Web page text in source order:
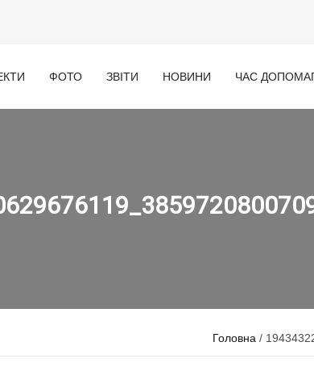
ФОТО ЗВІТИ НОВИНИ ЧАС
Головна /